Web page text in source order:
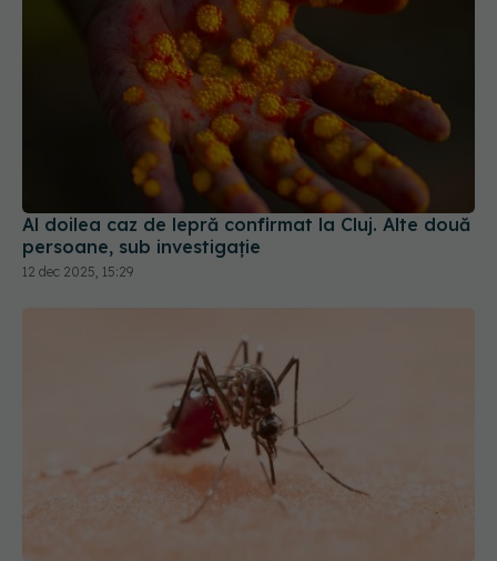
Al doilea caz de lepră confirmat la Cluj. Alte două
persoane, sub investigație
12 dec 2025, 15:29